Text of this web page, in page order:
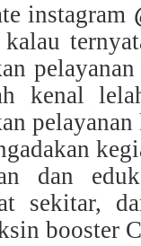
instagram
kenal
dan
sekitar,
booster